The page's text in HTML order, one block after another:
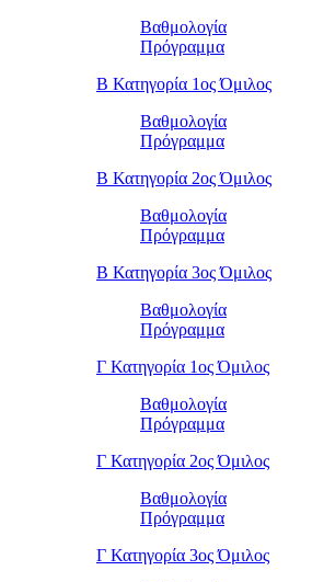
Βαθμολογία
Πρόγραμμα
Β Κατηγορία 1ος Όμιλος
Βαθμολογία
Πρόγραμμα
Β Κατηγορία 2ος Όμιλος
Βαθμολογία
Πρόγραμμα
Β Κατηγορία 3ος Όμιλος
Βαθμολογία
Πρόγραμμα
Γ Κατηγορία 1ος Όμιλος
Βαθμολογία
Πρόγραμμα
Γ Κατηγορία 2ος Όμιλος
Βαθμολογία
Πρόγραμμα
Γ Κατηγορία 3ος Όμιλος